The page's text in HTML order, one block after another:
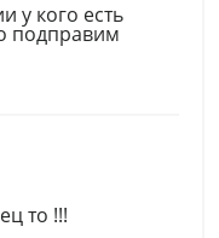
у кого есть
подправим
то !!!